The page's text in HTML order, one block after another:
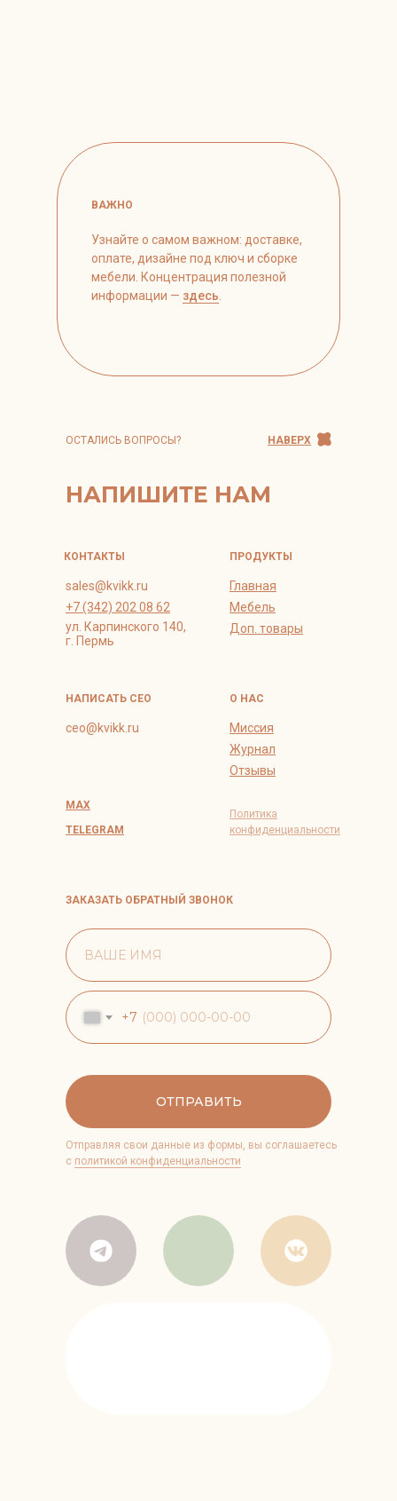
НАПИШИТЕ НАМ
ОСТАЛИСЬ ВОПРОСЫ?
Политика
конфиденциальности
+7 (342) 202 08 62
ул. Карпинского 140,
г. Пермь
ЗАКАЗАТЬ ОБРАТНЫЙ ЗВОНОК
Главная
Мебель
Доп. товары
Миссия
Журнал
Отзывы
НАВЕРХ
sales@kvikk.ru
ПРОДУКТЫ
О НАС
ВАЖНО
КОНТАКТЫ
ceo@kvikk.ru
НАПИСАТЬ СЕО
Узнайте о самом важном: доставке,
оплате, дизайне под ключ и сборке
мебели. Концентрация полезной
информации — здесь
MAX
TELEGRAM
+7
ОТПРАВИТЬ
Отправляя свои данные из формы, вы соглашаетесь
с политикой конфиденциальности